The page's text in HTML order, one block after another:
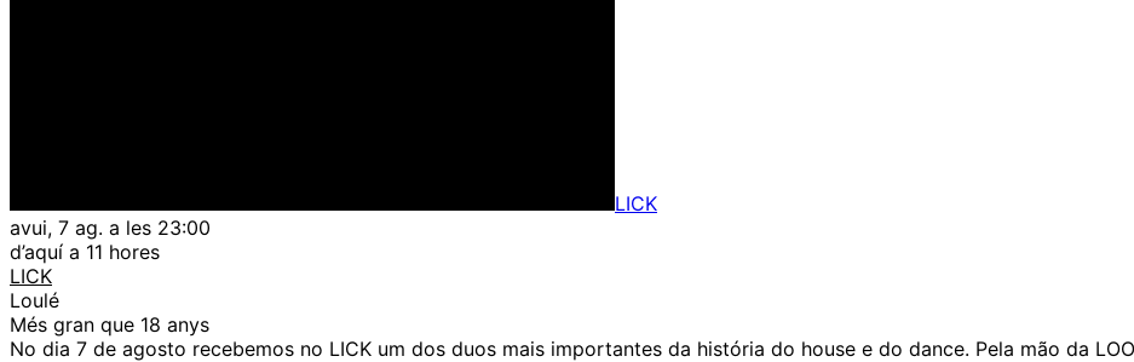
LICK
avui, 7 ag. a les 23:00
d’aquí a 11 hores
LICK
Loulé
Més gran que 18 anys
No dia 7 de agosto recebemos no LICK um dos duos mais importantes da história do house e do dance. Pela mão da